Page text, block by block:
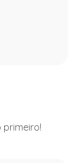
primeiro!